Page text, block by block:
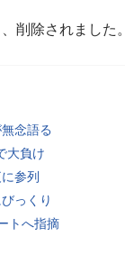
削除されました。
念語る
大負け
参列
っくり
トへ指摘